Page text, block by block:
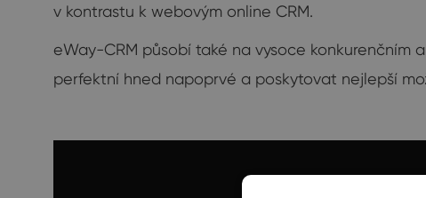
v kontrastu k webovým online CRM.
eWay-CRM působí také na vysoce konkurenčním
perfektní hned napoprvé a poskytovat nejlepší